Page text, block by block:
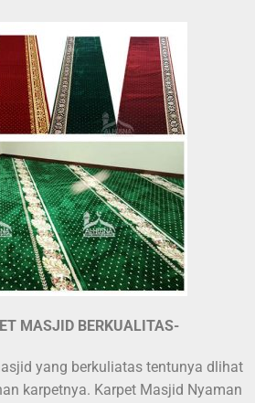
MASJID BERKUALITAS-
yang berkuliatas tentunya dlihat
karpetnya. Karpet Masjid Nyaman